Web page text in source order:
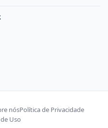
nósPolítica de Privacidade
Uso